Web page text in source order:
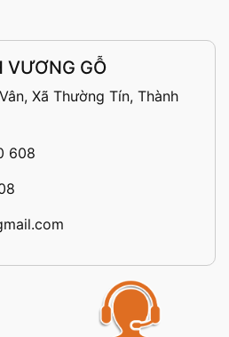
VƯƠNG GỖ
Xã Thường Tín, Thành
608